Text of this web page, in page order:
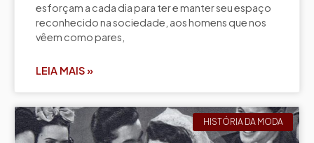
esforçam a cada dia para ter e manter seu espaço
reconhecido na sociedade, aos homens que nos
vêem como pares,
LEIA MAIS »
HISTÓRIA DA MODA